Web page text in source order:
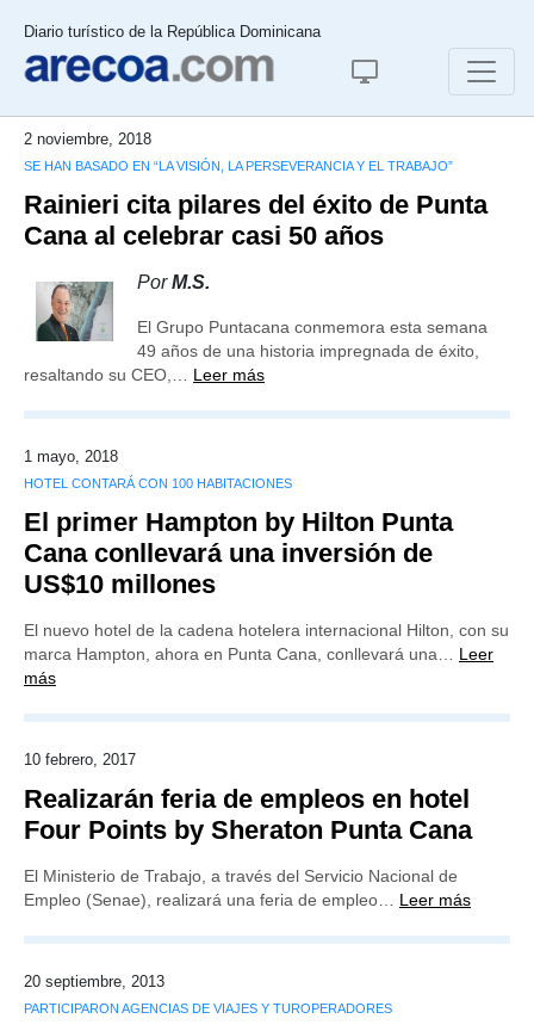
Diario turístico de la República Dominicana
2 noviembre, 2018
SE HAN BASADO EN “LA VISIÓN, LA PERSEVERANCIA Y EL TRABAJO”
Rainieri cita pilares del éxito de Punta
Cana al celebrar casi 50 años
PorM.S.
El Grupo Puntacana conmemora esta semana
49 años de una historia impregnada de éxito,
resaltando su CEO,… Leer más
1 mayo, 2018
HOTEL CONTARÁ CON 100 HABITACIONES
El primer Hampton by Hilton Punta
Cana conllevará una inversión de
US$10 millones
El nuevo hotel de la cadena hotelera internacional Hilton, con su
marca Hampton, ahora en Punta Cana, conllevará una… Leer
más
10 febrero, 2017
Realizarán feria de empleos en hotel
Four Points by Sheraton Punta Cana
El Ministerio de Trabajo, a través del Servicio Nacional de
Empleo (Senae), realizará una feria de empleo… Leer más
20 septiembre, 2013
PARTICIPARON AGENCIAS DE VIAJES Y TUROPERADORES